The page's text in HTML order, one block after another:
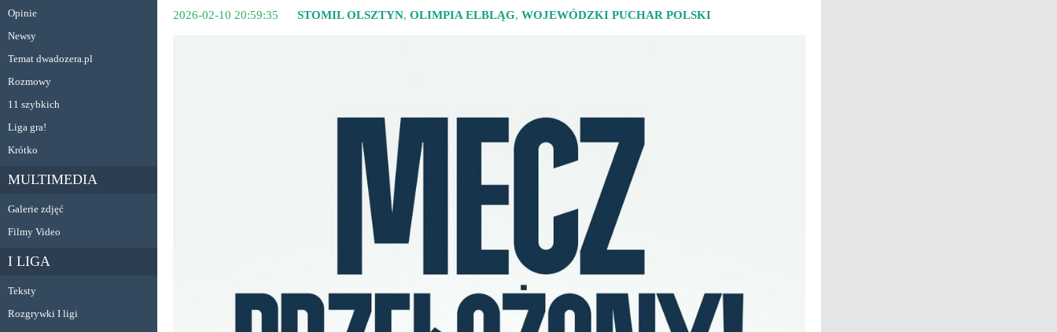
Opinie
Newsy
Temat dwadozera.pl
Rozmowy
11 szybkich
Liga gra!
Krótko
MULTIMEDIA
Galerie zdjęć
Filmy Video
I LIGA
Teksty
Rozgrywki I ligi
2026-02-10 20:59:35 STOMIL OLSZTYN, OLIMPIA ELBLĄG, WOJEWÓDZKI PUCHAR POLSKI